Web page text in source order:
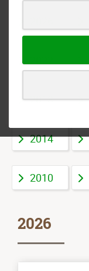
2018
2014
2010
2026